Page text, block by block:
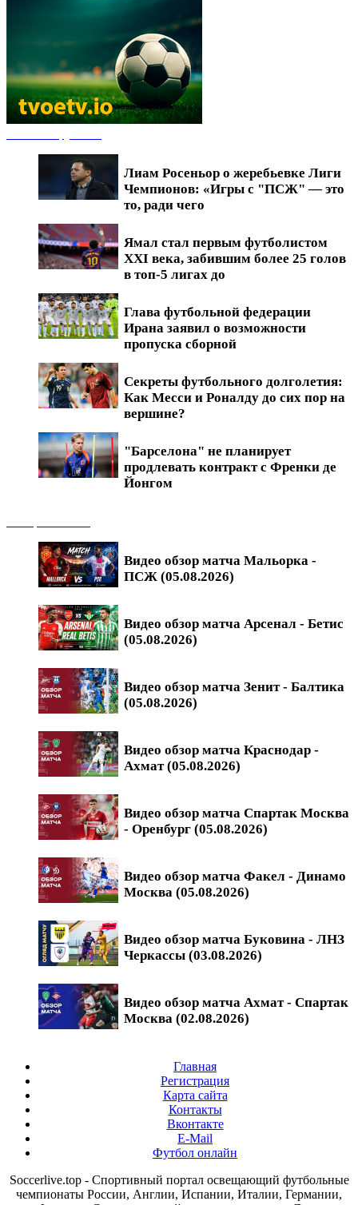
Лиам Росеньор о жеребьевке Лиги
Чемпионов: «Игры с "ПСЖ" — это
то, ради чего
Ямал стал первым футболистом
XXI века, забившим более 25 голов
в топ-5 лигах до
Глава футбольной федерации
Ирана заявил о возможности
пропуска сборной
Секреты футбольного долголетия:
Как Месси и Роналду до сих пор на
вершине?
"Барселона" не планирует
продлевать контракт с Френки де
Йонгом
Видео обзор матча Мальорка -
ПСЖ (05.08.2026)
Видео обзор матча Арсенал - Бетис
(05.08.2026)
Видео обзор матча Зенит - Балтика
(05.08.2026)
Видео обзор матча Краснодар -
Ахмат (05.08.2026)
Видео обзор матча Спартак Москва
- Оренбург (05.08.2026)
Видео обзор матча Факел - Динамо
Москва (05.08.2026)
Видео обзор матча Буковина - ЛНЗ
Черкассы (03.08.2026)
Видео обзор матча Ахмат - Спартак
Москва (02.08.2026)
Главная
Регистрация
Карта сайта
Контакты
Вконтакте
E-Mail
Футбол онлайн
Soccerlive.top - Спортивный портал освещающий футбольные
чемпионаты России, Англии, Испании, Италии, Германии,